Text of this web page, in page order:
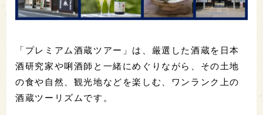
「プレミアム酒蔵ツアー」は、厳選した酒蔵を日本
酒研究家や唎酒師と一緒にめぐりながら、その土地
の食や自然、観光地などを楽しむ、ワンランク上の
酒蔵ツーリズムです。